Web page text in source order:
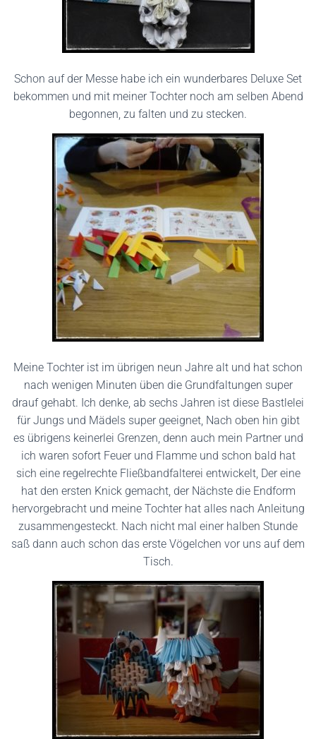
Schon auf der Messe habe ich ein wunderbares Deluxe Set
bekommen und mit meiner Tochter noch am selben Abend
begonnen, zu falten und zu stecken.
Meine Tochter ist im übrigen neun Jahre alt und hat schon
nach wenigen Minuten üben die Grundfaltungen super
drauf gehabt. Ich denke, ab sechs Jahren ist diese Bastlelei
für Jungs und Mädels super geeignet, Nach oben hin gibt
es übrigens keinerlei Grenzen, denn auch mein Partner und
ich waren sofort Feuer und Flamme und schon bald hat
sich eine regelrechte Fließbandfalterei entwickelt, Der eine
hat den ersten Knick gemacht, der Nächste die Endform
hervorgebracht und meine Tochter hat alles nach Anleitung
zusammengesteckt. Nach nicht mal einer halben Stunde
saß dann auch schon das erste Vögelchen vor uns auf dem
Tisch.